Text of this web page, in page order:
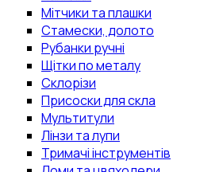
Мітчики та плашки
Стамески, долото
Рубанки ручні
Щітки по металу
Склорізи
Присоски для скла
Мультитули
Лінзи та лупи
Тримачі інструментів